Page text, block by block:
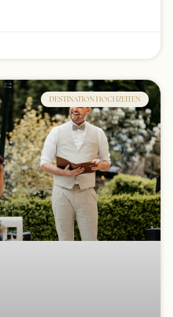
DESTINATION HOCHZEITEN